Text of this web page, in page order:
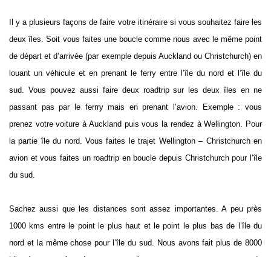
Il y a plusieurs façons de faire votre itinéraire si vous souhaitez faire les
deux îles. Soit vous faites une boucle comme nous avec le même point
de départ et d’arrivée (par exemple depuis Auckland ou Christchurch) en
louant un véhicule et en prenant le ferry entre l’île du nord et l’île du
sud. Vous pouvez aussi faire deux roadtrip sur les deux îles en ne
passant pas par le ferrry mais en prenant l’avion. Exemple : vous
prenez votre voiture à Auckland puis vous la rendez à Wellington. Pour
la partie île du nord. Vous faites le trajet Wellington – Christchurch en
avion et vous faites un roadtrip en boucle depuis Christchurch pour l’île
du sud.
Sachez aussi que les distances sont assez importantes. A peu près
1000 kms entre le point le plus haut et le point le plus bas de l’île du
nord et la même chose pour l’île du sud. Nous avons fait plus de 8000